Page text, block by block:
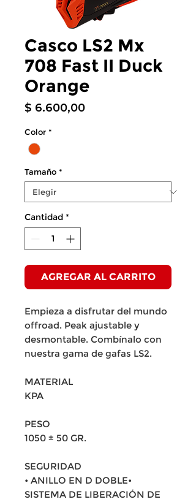
Casco LS2 Mx
708 Fast II Duck
Orange
$ 6.600,00Precio
Color *
Tamaño *
Cantidad *
AGREGAR AL CARRITO
Empieza a disfrutar del mundo
offroad. Peak ajustable y
desmontable. Combínalo con
nuestra gama de gafas LS2.
MATERIAL
KPA
PESO
1050 ± 50 GR.
SEGURIDAD
• ANILLO EN D DOBLE•
SISTEMA DE LIBERACIÓN DE